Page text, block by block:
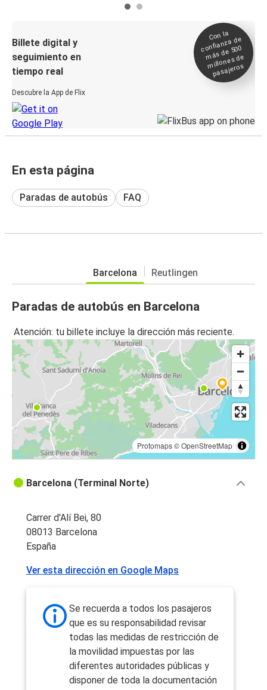
Billete digital y
seguimiento en
tiempo real
Descubre la App de Flix
Con la
confianza de
más de 500
millones de
pasajeros
En esta página
Paradas de autobús FAQ
Barcelona Reutlingen
Paradas de autobús en Barcelona
Atención: tu billete incluye la dirección más reciente.
Protomaps©OpenStreetMap
Barcelona (Terminal Norte)
Carrer d'Alí Bei, 80
08013 Barcelona
España
Ver esta dirección en Google Maps
Se recuerda a todos los pasajeros
que es su responsabilidad revisar
todas las medidas de restricción de
la movilidad impuestas por las
diferentes autoridades públicas y
disponer de toda la documentación